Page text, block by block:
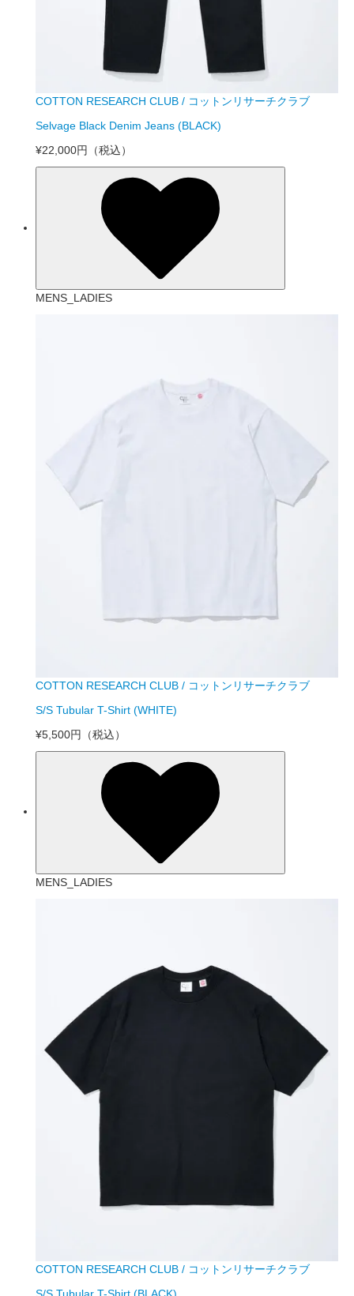
COTTON RESEARCH CLUB / コットンリサーチクラブ
Selvage Black Denim Jeans (BLACK)
¥22,000円
（税込）
MENS_LADIES
COTTON RESEARCH CLUB / コットンリサーチクラブ
S/S Tubular T-Shirt (WHITE)
¥5,500円
（税込）
MENS_LADIES
COTTON RESEARCH CLUB / コットンリサーチクラブ